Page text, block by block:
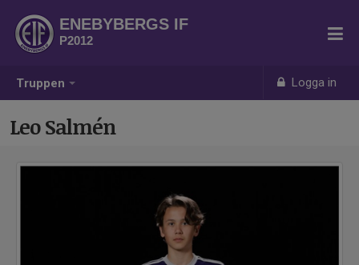
Truppen Logga in
ENEBYBERGS IF
P2012
Leo Salmén